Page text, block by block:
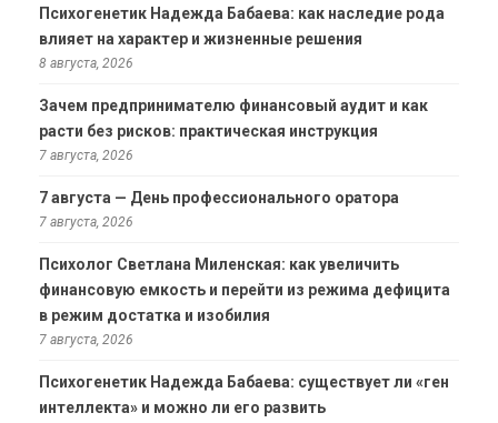
Психогенетик Надежда Бабаева: как наследие рода
влияет на характер и жизненные решения
8 августа, 2026
Зачем предпринимателю финансовый аудит и как
расти без рисков: практическая инструкция
7 августа, 2026
7 августа — День профессионального оратора
7 августа, 2026
Психолог Светлана Миленская: как увеличить
финансовую емкость и перейти из режима дефицита
в режим достатка и изобилия
7 августа, 2026
Психогенетик Надежда Бабаева: существует ли «ген
интеллекта» и можно ли его развить